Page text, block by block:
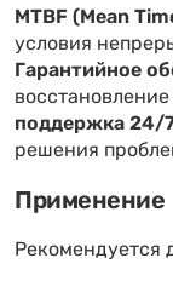
MTBF (Mean
условия
Гарантийное
поддержка 24/
решения
Применение
Рекомендуется